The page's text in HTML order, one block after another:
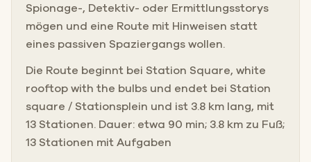
Spionage-, Detektiv- oder Ermittlungsstorys
mögen und eine Route mit Hinweisen statt
eines passiven Spaziergangs wollen.
Die Route beginnt bei Station Square, white
rooftop with the bulbs und endet bei Station
square / Stationsplein und ist 3.8 km lang, mit
13 Stationen. Dauer: etwa 90 min; 3.8 km zu Fuß;
13 Stationen mit Aufgaben